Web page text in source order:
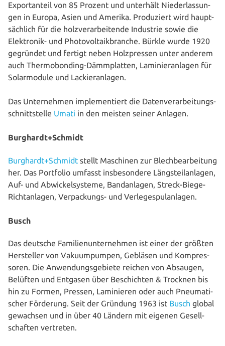
Export­an­teil von 85 Prozent und unterhält Nie­der­las­sun­
gen in Europa, Asien und Amerika. Pro­du­ziert wird haupt­
säch­lich für die holz­ver­ar­bei­ten­de Industrie sowie die
Elek­tro­nik- und Pho­to­vol­ta­ik­bran­che. Bürkle wurde 1920
gegründet und fertigt neben Holz­pres­sen unter anderem
auch Ther­mo­bon­ding-Dämm­plat­ten, Lami­nier­an­la­gen für
Solar­mo­du­le und Lackieranlagen.
Das Unter­neh­men imple­men­tiert die Daten­ver­ar­bei­tungs­
schnitt­stel­le Umati in den meisten seiner Anlagen.
Burghardt+Schmidt
Burghardt+Schmidt stellt Maschinen zur Blech­be­ar­bei­tung
her. Das Portfolio umfasst ins­be­son­de­re Längs­teil­an­la­gen,
Auf- und Abwi­ckel­sys­te­me, Band­an­la­gen, Streck-Biege-
Richt­an­la­gen, Ver­pa­ckungs- und Verlegespulanlagen.
Busch
Das deutsche Fami­li­en­un­ter­neh­men ist einer der größten
Her­stel­ler von Vaku­um­pum­pen, Gebläsen und Kom­pres­
so­ren. Die Anwen­dungs­ge­bie­te reichen von Absaugen,
Belüften und Entgasen über Beschich­ten & Trocknen bis
hin zu Formen, Pressen, Lami­nie­ren oder auch Pneu­ma­ti­
scher Förderung. Seit der Gründung 1963 ist Busch global
gewachsen und in über 40 Ländern mit eigenen Gesell­
schaf­ten vertreten.